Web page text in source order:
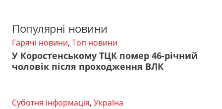
Популярні новини
Гарячі новини, Топ новини
У Коростенському ТЦК помер 46-річний
чоловік після проходження ВЛК
Суботня інформація, Україна